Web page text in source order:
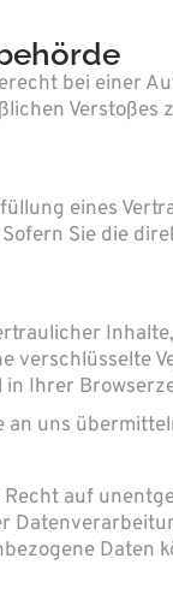
bei einer
eines
Sie die
verschlüsselte
Ihrer
an uns
auf
Daten